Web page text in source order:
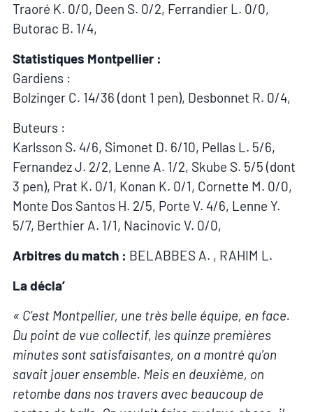
Traoré K. 0/0, Deen S. 0/2, Ferrandier L. 0/0,
Butorac B. 1/4,
Statistiques Montpellier :
Gardiens :
Bolzinger C. 14/36 (dont 1 pen), Desbonnet R. 0/4,
Buteurs :
Karlsson S. 4/6, Simonet D. 6/10, Pellas L. 5/6,
Fernandez J. 2/2, Lenne A. 1/2, Skube S. 5/5 (dont
3 pen), Prat K. 0/1, Konan K. 0/1, Cornette M. 0/0,
Monte Dos Santos H. 2/5, Porte V. 4/6, Lenne Y.
5/7, Berthier A. 1/1, Nacinovic V. 0/0,
Arbitres du match : BELABBES A. , RAHIM L.
La décla’
« C’est Montpellier, une très belle équipe, en face.
Du point de vue collectif, les quinze premières
minutes sont satisfaisantes, on a montré qu’on
savait jouer ensemble. Meis en deuxième, on
retombe dans nos travers avec beaucoup de